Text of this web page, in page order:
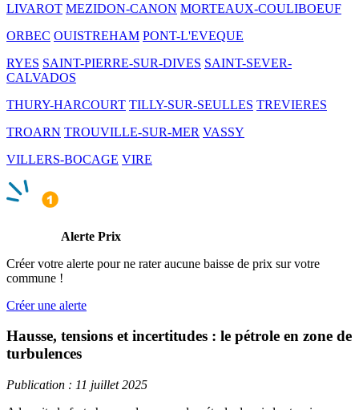
LIVAROT MEZIDON-CANON MORTEAUX-COULIBOEUF
ORBEC OUISTREHAM PONT-L'EVEQUE
RYES SAINT-PIERRE-SUR-DIVES SAINT-SEVER-
CALVADOS
THURY-HARCOURT TILLY-SUR-SEULLES TREVIERES
TROARN TROUVILLE-SUR-MER VASSY
VILLERS-BOCAGE VIRE
Alerte Prix
Créer votre alerte pour ne rater aucune baisse de prix sur votre
commune !
Créer une alerte
Hausse, tensions et incertitudes : le pétrole en zone de
turbulences
Publication : 11 juillet 2025